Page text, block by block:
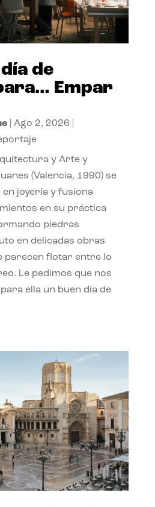
de
Empar
| Ago 2, 2026
y Arte y
(Valencia, 1990) se
en joyería y fusiona
en su práctica
piedras
en delicadas obras
parecen flotar entre lo
Le pedimos que nos
ella un buen día de